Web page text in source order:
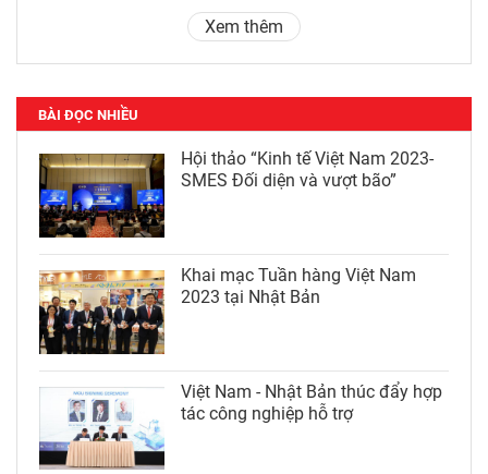
Xem thêm
BÀI ĐỌC NHIỀU
Hội thảo “Kinh tế Việt Nam 2023-
SMES Đối diện và vượt bão”
Khai mạc Tuần hàng Việt Nam
2023 tại Nhật Bản
Việt Nam - Nhật Bản thúc đẩy hợp
tác công nghiệp hỗ trợ